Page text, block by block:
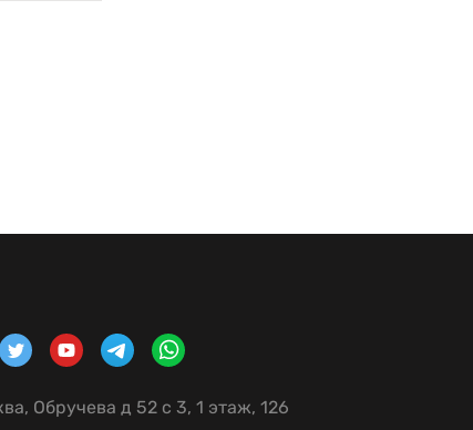
Обручева д 52 с 3, 1 этаж, 126